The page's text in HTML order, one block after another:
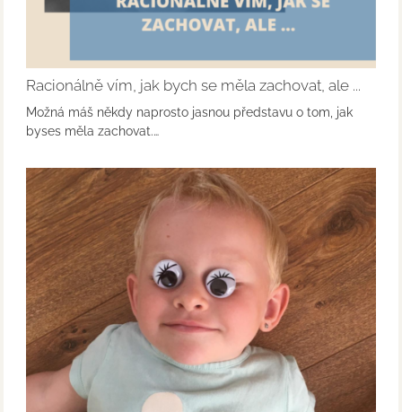
Racionálně vím, jak bych se měla zachovat, ale ...
Možná máš někdy naprosto jasnou představu o tom, jak
byses měla zachovat.…